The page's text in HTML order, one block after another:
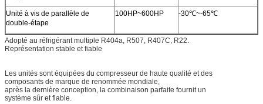
Unité à vis de parallèle de
double-étape
100HP~600HP -30℃~-65℃
Adopté au réfrigérant multiple R404a, R507, R407C, R22.
Représentation stable et fiable
Les unités sont équipées du compresseur de haute qualité et des
composants de marque de renommée mondiale,
après la dernière conception, la combinaison parfaite fournit un
système sûr et fiable.